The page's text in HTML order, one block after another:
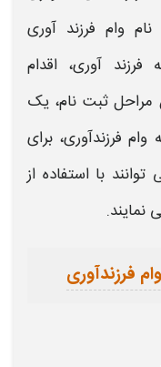
وام فرزند آوری
آوری، اقدام
مراحلثبت نام، یک
وام فرزندآوری​، برای
با استفاده از
نمایند.
فرزندآوری